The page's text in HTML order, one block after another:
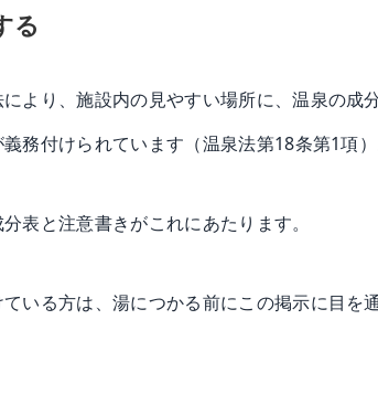
る
より、施設内の見やすい場所に、温泉の成
務付けられています（温泉法第18条第1項）
表と注意書きがこれにあたります。
いる方は、湯につかる前にこの掲示に目を